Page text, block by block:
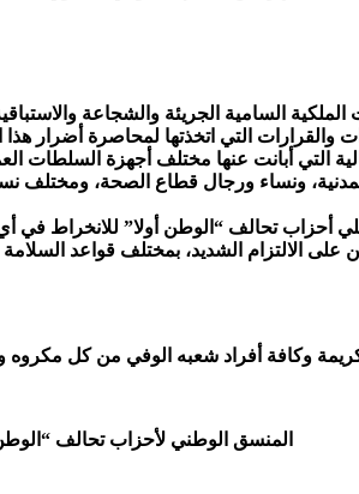
التي اتخذتها لمحاصرة أضرار هذا
التي أبانت عنها مختلف أجهزة
ونساء ورجال قطاع الصحة، ومختلف
أحزاب تحالف “الوطن أولا” للانخراط في
على الالتزام الشديد، بمختلف قواعد
أفراد شعبه الوفي من كل مكروه
تحالف “الوطن